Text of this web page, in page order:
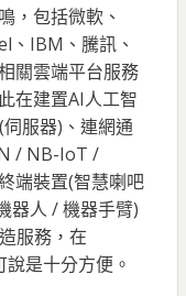
，包括微軟、
IBM、騰訊、
關雲端平台服務
在建置AI人工智
服器)、連網通
/ NB-IoT /
端裝置(智慧喇吧
器人 / 機器手臂)
服務，在
是十分方便。